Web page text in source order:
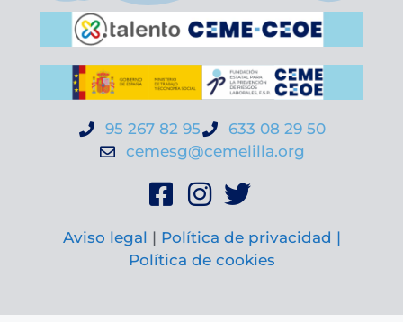
95 267 82 95
633 08 29 50
cemesg@cemelilla.org
Aviso legal | Política de privacidad |
Política de cookies